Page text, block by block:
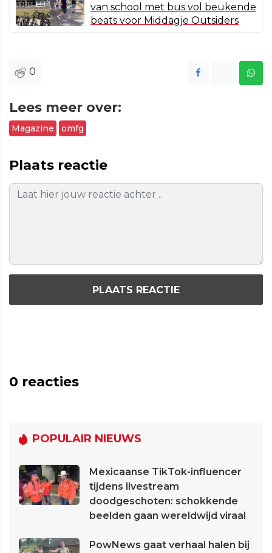
van school met bus vol beukende
beats voor Middagje Outsiders
0
Lees meer over:
Magazine omfg
Plaats reactie
PLAATS REACTIE
0 reacties
POPULAIR NIEUWS
Mexicaanse TikTok-influencer
tijdens livestream
doodgeschoten: schokkende
beelden gaan wereldwijd viraal
PowNews gaat verhaal halen bij